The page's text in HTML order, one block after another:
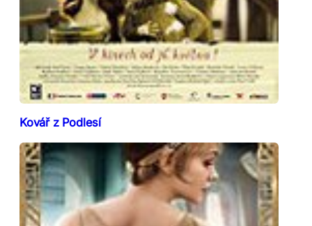
Kovář z Podlesí